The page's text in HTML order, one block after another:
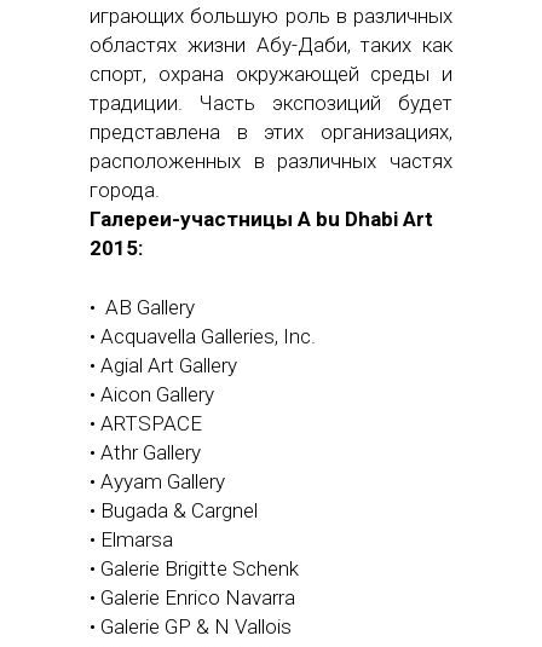
играющих большую роль в различных
областях жизни Абу-Даби, таких как
спорт, охрана окружающей среды и
традиции. Часть экспозиций будет
представлена в этих организациях,
расположенных в различных частях
города.
Галереи-участницы A bu Dhabi Art
2015:
• AB Gallery
• Acquavella Galleries, Inc.
• Agial Art Gallery
• Aicon Gallery
• ARTSPACE
• Athr Gallery
• Ayyam Gallery
• Bugada & Cargnel
• Elmarsa
• Galerie Brigitte Schenk
• Galerie Enrico Navarra
• Galerie GP & N Vallois